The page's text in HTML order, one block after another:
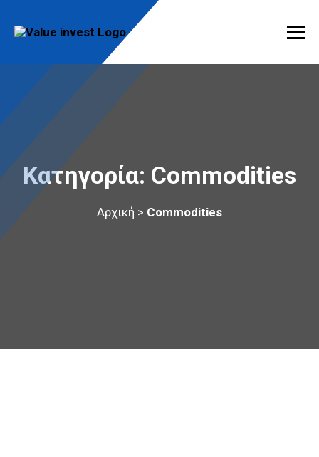
content
Value Invest
Μια διαφορετική συμβουλευτική εταιρία
Κατηγορία: Commodities
Αρχική > Commodities